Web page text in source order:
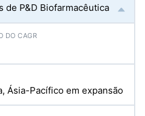
de P&D Biofarmacêutica
Ásia-Pacífico em expansão